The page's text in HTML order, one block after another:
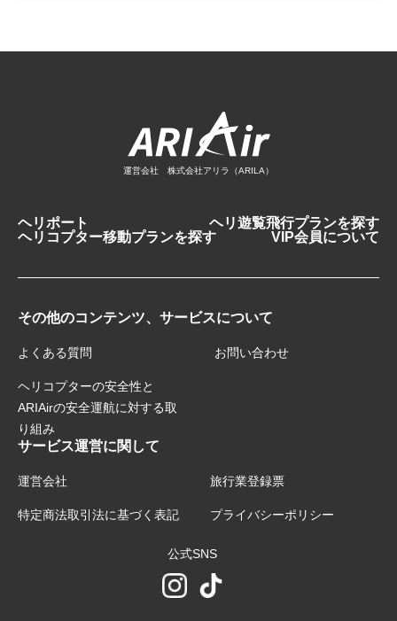
運営会社 株式会社アリラ（ARILA）
ヘリポート
ヘリ遊覧飛行プランを探す
ヘリコプター移動プランを探す
VIP会員について
その他のコンテンツ、サービスについて
よくある質問 お問い合わせ
ヘリコプターの安全性と
ARIAirの安全運航に対する取
り組み
サービス運営に関して
運営会社 旅行業登録票
特定商法取引法に基づく表記 プライバシーポリシー
公式SNS